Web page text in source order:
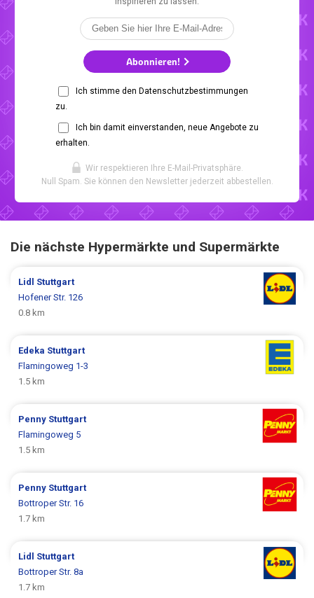
Abonnieren!
Ich stimme den Datenschutzbestimmungen
zu.
Ich bin damit einverstanden, neue Angebote zu
erhalten.
Wir respektieren Ihre E-Mail-Privatsphäre.
Null Spam. Sie können den Newsletter jederzeit abbestellen.
Die nächste Hypermärkte und Supermärkte
Lidl Stuttgart
Hofener Str. 126
0.8 km
Edeka Stuttgart
Flamingoweg 1-3
1.5 km
Penny Stuttgart
Flamingoweg 5
1.5 km
Penny Stuttgart
Bottroper Str. 16
1.7 km
Lidl Stuttgart
Bottroper Str. 8a
1.7 km